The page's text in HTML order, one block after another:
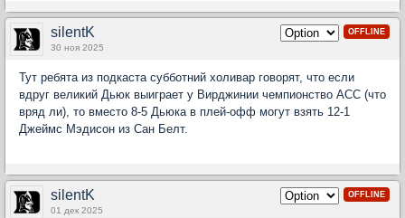
OFFLINE
silentK
30 ноя 2025
Тут ребята из подкаста субботний холивар говорят, что если
вдруг великий Дьюк выиграет у Вирджинии чемпионство АСС (что
вряд ли), то вместо 8-5 Дьюка в плей-офф могут взять 12-1
Джеймс Мэдисон из Сан Белт.
OFFLINE
silentK
01 дек 2025